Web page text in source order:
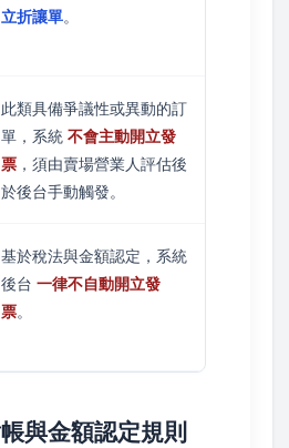
立折讓單。
此類具備爭議性或異動的訂
單，系統 不會主動開立發
票 ，須由賣場營業人評估後
於後台手動觸發。
基於稅法與金額認定，系統
後台 一律不自動開立發
票。
與金額認定規則